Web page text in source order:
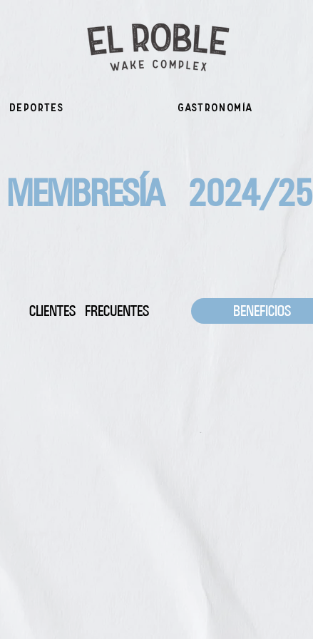
Deportes Gastronomía
MEMBRESÍA 2024/25
CLIENTES FRECUENTES BENEFICIOS